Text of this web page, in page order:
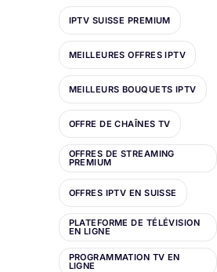
IPTV SUISSE PREMIUM
MEILLEURES OFFRES IPTV
MEILLEURS BOUQUETS IPTV
OFFRE DE CHAÎNES TV
OFFRES DE STREAMING
PREMIUM
OFFRES IPTV EN SUISSE
PLATEFORME DE TÉLÉVISION
EN LIGNE
PROGRAMMATION TV EN
LIGNE